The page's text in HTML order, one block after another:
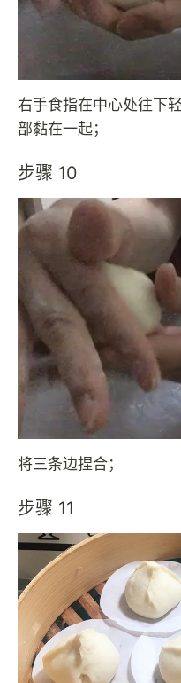
右手食指在中心处往下
部黏在一起；
步骤 10
将三条边捏合；
步骤 11